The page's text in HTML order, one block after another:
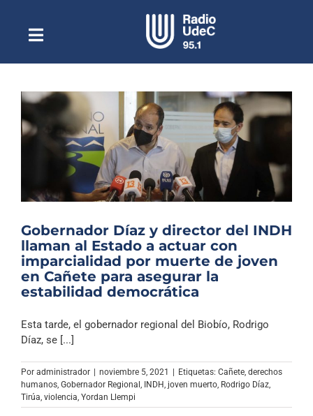
contenidoToggle
NavigationEscuchar Radio UdeC en vivo
Quiénes Somos
Programación
Podcast
Noticias
Columnas
Música Clásica
Especiales
Archivo Sonoro
Gobernador Díaz y director del INDH
llaman al Estado a actuar con
imparcialidad por muerte de joven
en Cañete para asegurar la
estabilidad democrática
Esta tarde, el gobernador regional del Biobío, Rodrigo
Díaz, se [...]
Por administrador | noviembre 5, 2021 | Etiquetas: Cañete derechos
humanos Gobernador Regional INDH joven muerto Rodrigo Díaz
Tirúa violencia Yordan Llempi